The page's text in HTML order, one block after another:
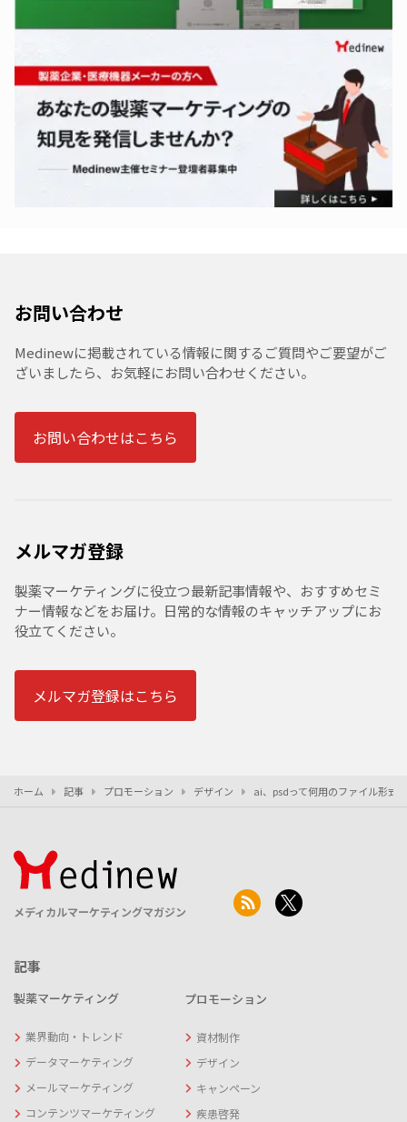
お問い合わせ
Medinewに掲載されている情報に関するご質問やご要望がご
ざいましたら、お気軽にお問い合わせください。
お問い合わせはこちら
メルマガ登録
製薬マーケティングに役立つ最新記事情報や、おすすめセミ
ナー情報などをお届け。日常的な情報のキャッチアップにお
役立てください。
メルマガ登録はこちら
ホーム 記事 プロモーション デザイン ai、psdって何用のファイル形式
メディカルマーケティングマガジン
記事
製薬マーケティング
業界動向・トレンド
データマーケティング
メールマーケティング
コンテンツマーケティング
プロモーション
資材制作
デザイン
キャンペーン
疾患啓発